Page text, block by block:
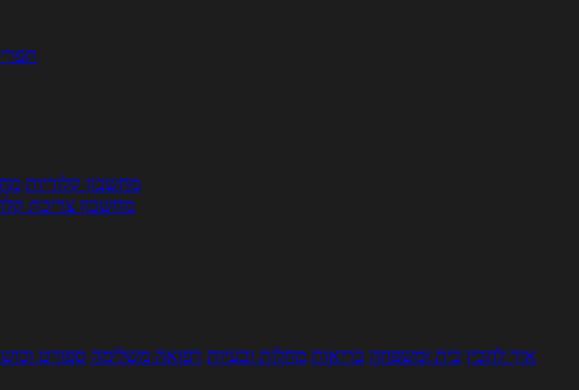
מחשבון קלוריות
מחשבון צריכת
איך להכין בית ומשפחה בריאות מחלות ובעיות רפואה משלימה ספורט